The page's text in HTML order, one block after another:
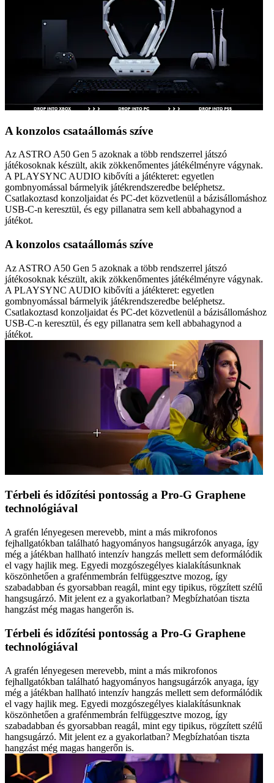
A konzolos csataállomás szíve
Az ASTRO A50 Gen 5 azoknak a több rendszerrel játszó
játékosoknak készült, akik zökkenőmentes játékélményre vágynak.
A PLAYSYNC AUDIO kibővíti a játékteret: egyetlen
gombnyomással bármelyik játékrendszeredbe beléphetsz.
Csatlakoztasd konzoljaidat és PC-det közvetlenül a bázisállomáshoz
USB-C-n keresztül, és egy pillanatra sem kell abbahagynod a
játékot.
A konzolos csataállomás szíve
Az ASTRO A50 Gen 5 azoknak a több rendszerrel játszó
játékosoknak készült, akik zökkenőmentes játékélményre vágynak.
A PLAYSYNC AUDIO kibővíti a játékteret: egyetlen
gombnyomással bármelyik játékrendszeredbe beléphetsz.
Csatlakoztasd konzoljaidat és PC-det közvetlenül a bázisállomáshoz
USB-C-n keresztül, és egy pillanatra sem kell abbahagynod a
játékot.
Térbeli és időzítési pontosság a Pro-G Graphene
technológiával
A grafén lényegesen merevebb, mint a más mikrofonos
fejhallgatókban található hagyományos hangsugárzók anyaga, így
még a játékban hallható intenzív hangzás mellett sem deformálódik
el vagy hajlik meg. Egyedi mozgószegélyes kialakításunknak
köszönhetően a grafénmembrán felfüggesztve mozog, így
szabadabban és gyorsabban reagál, mint egy tipikus, rögzített szélű
hangsugárzó. Mit jelent ez a gyakorlatban? Megbízhatóan tiszta
hangzást még magas hangerőn is.
Térbeli és időzítési pontosság a Pro-G Graphene
technológiával
A grafén lényegesen merevebb, mint a más mikrofonos
fejhallgatókban található hagyományos hangsugárzók anyaga, így
még a játékban hallható intenzív hangzás mellett sem deformálódik
el vagy hajlik meg. Egyedi mozgószegélyes kialakításunknak
köszönhetően a grafénmembrán felfüggesztve mozog, így
szabadabban és gyorsabban reagál, mint egy tipikus, rögzített szélű
hangsugárzó. Mit jelent ez a gyakorlatban? Megbízhatóan tiszta
hangzást még magas hangerőn is.